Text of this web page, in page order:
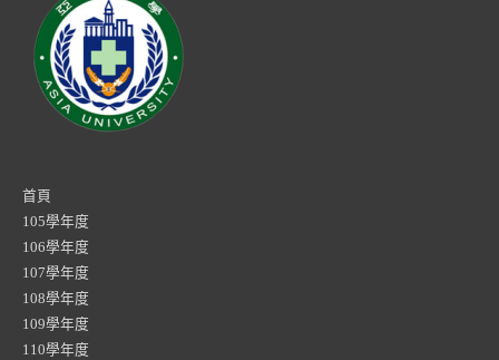
首頁
105學年度
106學年度
107學年度
108學年度
109學年度
110學年度